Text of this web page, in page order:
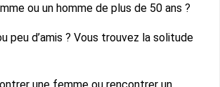
ou un homme de plus de 50 ans ?
peu d’amis ? Vous trouvez la solitude
une femme ou rencontrer un